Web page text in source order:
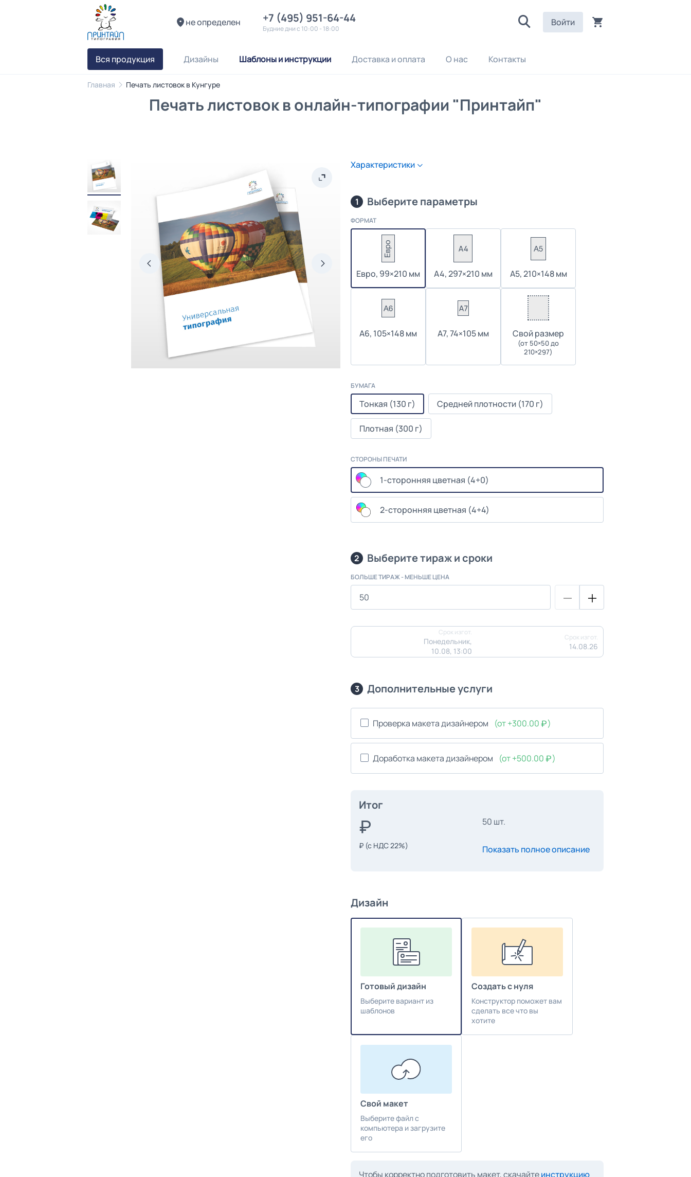
не определен +7 (495) 951-64-44
Будние дни с 10:00 - 18:00
Войти
Вся продукция Дизайны Шаблоны и инструкции Доставка и оплата О нас Контакты
Главная Печать листовок в Кунгуре
Печать листовок в онлайн-типографии "Принтайп"
Характеристики
1 Выберите параметры
ФОРМАТ
Евро, 99×210 мм А4, 297×210 мм А5, 210×148 мм
А6, 105×148 мм А7, 74×105 мм Cвой размер
(от 50×50 до
210×297)
БУМАГА
Тонкая (130 г) Средней плотности (170 г)
Плотная (300 г)
СТОРОНЫ ПЕЧАТИ
1-сторонняя цветная (4+0)
2-сторонняя цветная (4+4)
2 Выберите тираж и сроки
БОЛЬШЕ ТИРАЖ - МЕНЬШЕ ЦЕНА
Срок изгот.
Понедельник,
10.08, 13:00
Срок изгот.
14.08.26
3 Дополнительные услуги
Проверка макета дизайнером (от +300.00 )
Доработка макета дизайнером (от +500.00 )
Итог
₽ (с НДС 22%)
50 шт.
Показать полное описание
Дизайн
Готовый дизайн
Выберите вариант из
шаблонов
Создать с нуля
Конструктор поможет вам
сделать все что вы
хотите
Свой макет
Выберите файл с
компьютера и загрузите
его
Чтобы корректно подготовить макет, скачайтеинструкцию